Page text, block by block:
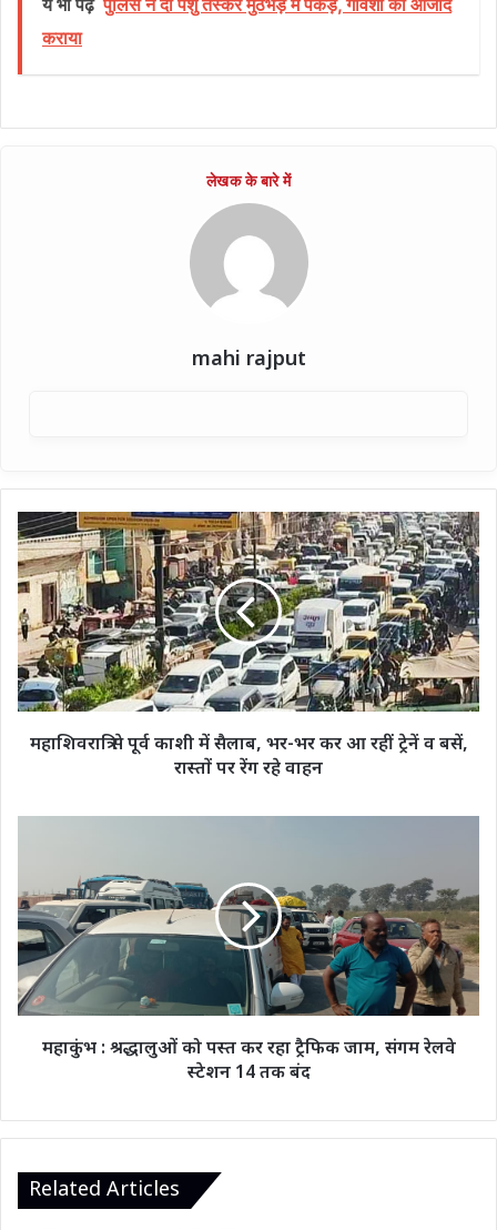
कराया
mahi rajput
महाशिवरात्रि
से
पूर्व
काशी
में
सैलाब,
भर-
भर
कर
रेंग
रहे
वाहन
महाशिवरात्रि से पूर्व काशी में सैलाब, भर-भर कर आ रहीं ट्रेनें व बसें,
रास्तों पर रेंग रहे वाहन
को
पस्त
कर
रहा
ट्रैफिक
जाम,
महाकुंभ : श्रद्धालुओं को पस्त कर रहा ट्रैफिक जाम, संगम रेलवे
स्टेशन 14 तक बंद
Related Articles